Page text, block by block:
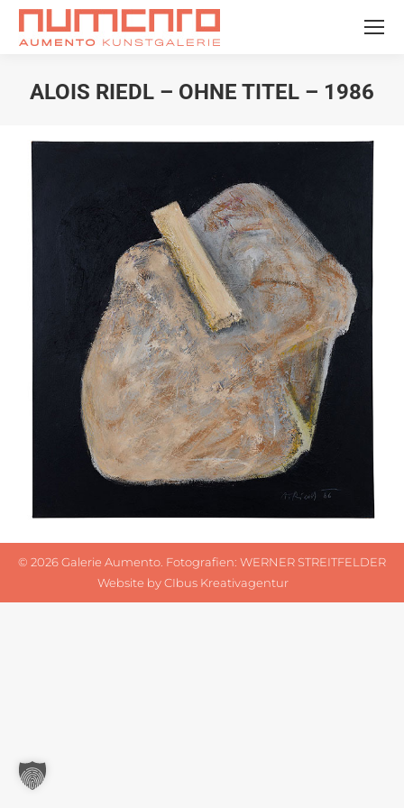
ALOIS RIEDL – OHNE TITEL – 1986
© 2026 Galerie Aumento. Fotografien: WERNER STREITFELDER
Website byCIbus Kreativagentur